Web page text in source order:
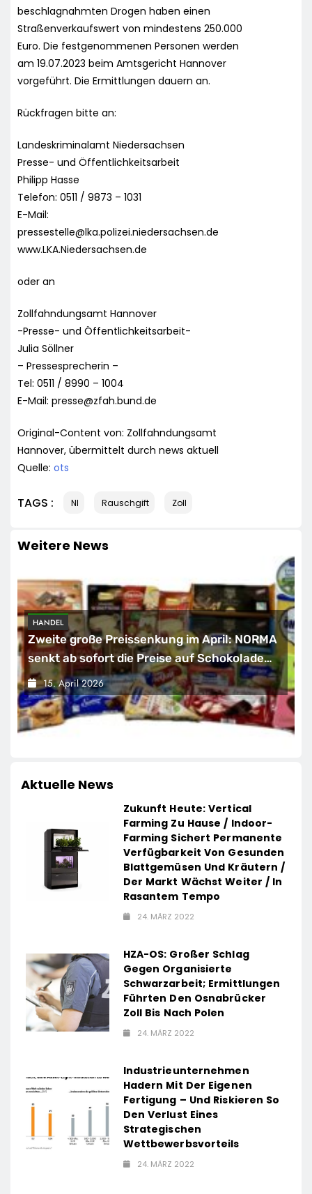
beschlagnahmten Drogen haben einen
Straßenverkaufswert von mindestens 250.000
Euro. Die festgenommenen Personen werden
am 19.07.2023 beim Amtsgericht Hannover
vorgeführt. Die Ermittlungen dauern an.
Rückfragen bitte an:
Landeskriminalamt Niedersachsen
Presse- und Öffentlichkeitsarbeit
Philipp Hasse
Telefon: 0511 / 9873 – 1031
E-Mail:
pressestelle@lka.polizei.niedersachsen.de
www.LKA.Niedersachsen.de
oder an
Zollfahndungsamt Hannover
-Presse- und Öffentlichkeitsarbeit-
Julia Söllner
– Pressesprecherin –
Tel: 0511 / 8990 – 1004
E-Mail: presse@zfah.bund.de
Original-Content von: Zollfahndungsamt
Hannover, übermittelt durch news aktuell
Quelle: ots
TAGS : NI Rauschgift Zoll
Weitere News
HANDEL
Zweite große Preissenkung im April: NORMA
senkt ab sofort die Preise auf Schokolade
und Käse um bis zu 16 Prozent / Mit
LECKERROM, CREMISEE, EXCELSIOR süßer
und herzhafter Genuss
15. April 2026
Aktuelle News
Zukunft Heute: Vertical
Farming Zu Hause / Indoor-
Farming Sichert Permanente
Verfügbarkeit Von Gesunden
Blattgemüsen Und Kräutern /
Der Markt Wächst Weiter / In
Rasantem Tempo
24. MÄRZ 2022
HZA-OS: Großer Schlag
Gegen Organisierte
Schwarzarbeit; Ermittlungen
Führten Den Osnabrücker
Zoll Bis Nach Polen
24. MÄRZ 2022
Industrieunternehmen
Hadern Mit Der Eigenen
Fertigung – Und Riskieren So
Den Verlust Eines
Strategischen
Wettbewerbsvorteils
24. MÄRZ 2022